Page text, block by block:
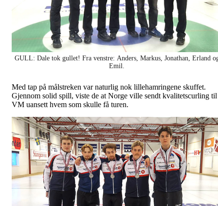
GULL: Dale tok gullet! Fra venstre: Anders, Markus, Jonathan, Erland
Emil.
Med tap på målstreken var naturlig nok lillehamringene skuffet.
Gjennom solid spill, viste de at Norge ville sendt kvalitetscurling til
VM uansett hvem som skulle få turen.